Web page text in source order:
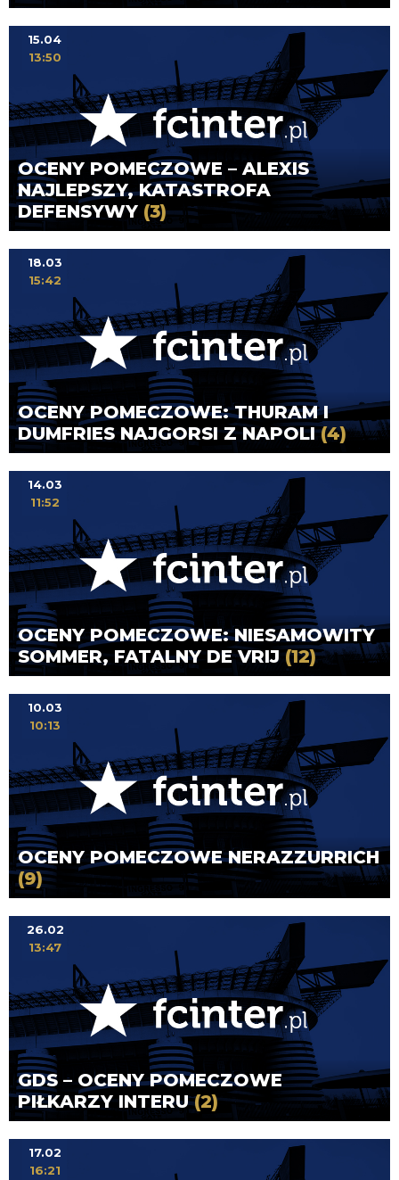
OCENY POMECZOWE – ALEXIS
NAJLEPSZY, KATASTROFA
DEFENSYWY (3)
15.04
13:50
OCENY POMECZOWE: THURAM I
DUMFRIES NAJGORSI Z NAPOLI(4)
18.03
15:42
OCENY POMECZOWE: NIESAMOWITY
SOMMER, FATALNY DE VRIJ (12)
14.03
11:52
OCENY POMECZOWE NERAZZURRICH
(9)
10.03
10:13
GDS – OCENY POMECZOWE
PIŁKARZY INTERU(2)
26.02
13:47
17.02
16:21